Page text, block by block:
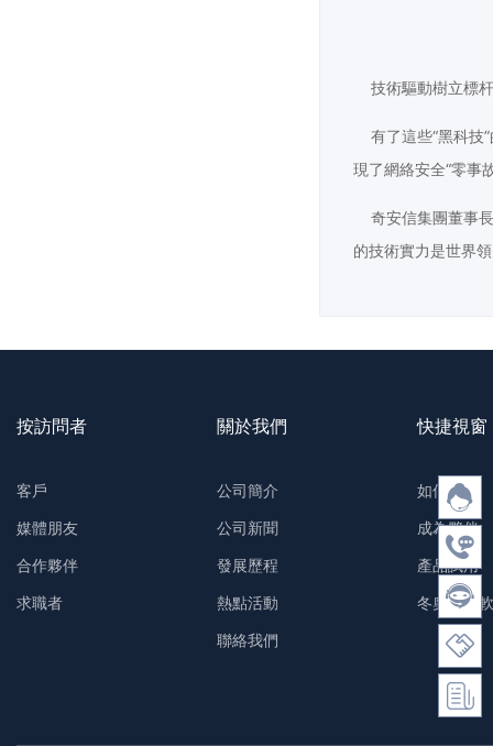
技術驅動樹立標杆
有了這些“黑科技
現了網絡安全“零事
奇安信集團董事長
的技術實力是世界
按訪問者
客戶
媒體朋友
合作夥伴
求職者
關於我們
公司簡介
公司新聞
發展歷程
熱點活動
聯絡我們
快捷視窗
如何購買
成為夥伴
產品試用
冬奧防護